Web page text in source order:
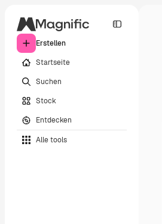
Erstellen
Startseite
Suchen
Stock
Entdecken
Alle tools